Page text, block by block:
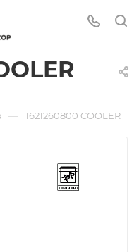
— 1621260800 COOLER